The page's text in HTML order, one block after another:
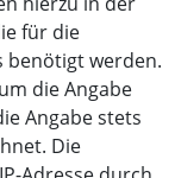
für die
benötigt werden.
die Angabe
Angabe stets
Die